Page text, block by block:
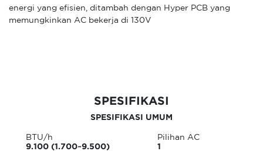
energi yang efisien, ditambah dengan Hyper PCB yang
memungkinkan AC bekerja di 130V
SPESIFIKASI
SPESIFIKASI UMUM
BTU/h
9.100 (1.700~9.500)
Pilihan AC
1